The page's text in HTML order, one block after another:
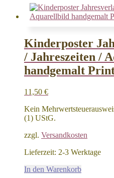
weist
mehrere
auf.
Die
können
auf
werden
Kinderposter
/ Jahreszeiten /
handgemalt
11,50 €
Kein
(1) UStG.
zzgl. Versandkosten
Lieferzeit: 2-3 Werktage
In den Warenkorb